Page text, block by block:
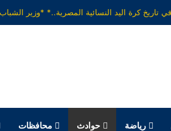
رياضة حوادث محافظات